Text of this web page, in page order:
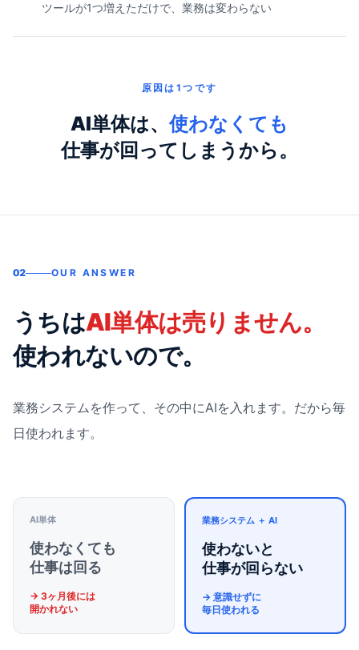
ツールが1つ増えただけで、業務は変わらない
原因は1つです
AI単体は、使わなくても
仕事が回ってしまうから。
02 OUR ANSWER
うちはAI単体は売りません。
使われないので。
業務システムを作って、その中にAIを入れます。だから毎
日使われます。
AI単体
使わなくても
仕事は回る
→ 3ヶ月後には
開かれない
業務システム ＋ AI
使わないと
仕事が回らない
→ 意識せずに
毎日使われる